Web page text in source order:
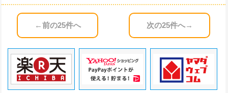
←前の25件へ 次の25件へ→